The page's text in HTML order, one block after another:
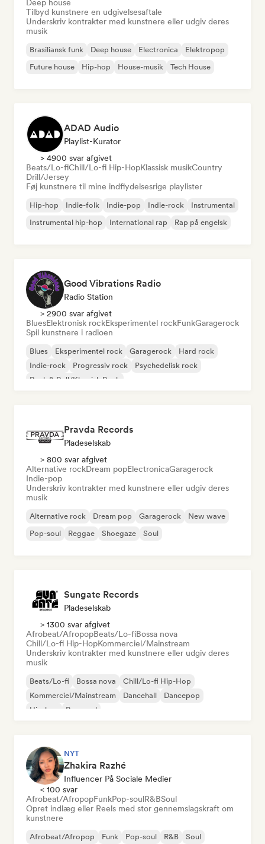
Deep house
Tilbyd kunstnere en udgivelsesaftale
Underskriv kontrakter med kunstnere eller udgiv deres
musik
Brasiliansk funk Deep house Electronica
Elektropop
Future house
Hip-hop House-musik Tech House
ADAD Audio
Playlist-Kurator
> 4900 svar afgivet
Beats/Lo-fiChill/Lo-fi Hip-HopKlassisk musikCountry
Drill/Jersey
Føj kunstnere til mine indflydelsesrige playlister
Hip-hop Indie-folk Indie-pop Indie-rock
Instrumental
Instrumental hip-hop
International rap Rap på engelsk
Good Vibrations Radio
Radio Station
> 2900 svar afgivet
BluesElektronisk rockEksperimentel rockFunkGaragerock
Spil kunstnere i radioen
Blues Eksperimentel rock Garagerock
Hard rock
Indie-rock
Progressiv rock
Psychedelisk rock
Rock & Roll/Klassisk Rock
Pravda Records
Pladeselskab
> 800 svar afgivet
Alternative rockDream popElectronicaGaragerock
Indie-pop
Underskriv kontrakter med kunstnere eller udgiv deres
musik
Alternative rock Dream pop Garagerock
New wave
Pop-soul
Reggae Shoegaze Soul
Sungate Records
Pladeselskab
> 1300 svar afgivet
Afrobeat/AfropopBeats/Lo-fiBossa nova
Chill/Lo-fi Hip-HopKommerciel/Mainstream
Underskriv kontrakter med kunstnere eller udgiv deres
musik
Beats/Lo-fi Bossa nova
Chill/Lo-fi Hip-Hop
Kommerciel/Mainstream
Dancehall
Dancepop
Hip-hop
Pop-soul
NYT
Zhakira Razhé
Influencer På Sociale Medier
< 100 svar
Afrobeat/AfropopFunkPop-soulR&BSoul
Opret indlæg eller Reels med stor gennemslagskraft om
kunstnere
Afrobeat/Afropop Funk Pop-soul R&B Soul